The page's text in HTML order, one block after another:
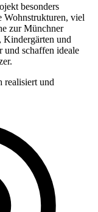
besonders
Wohnstrukturen, viel
zur Münchner
Kindergärten und
und schaffen ideale
realisiert und